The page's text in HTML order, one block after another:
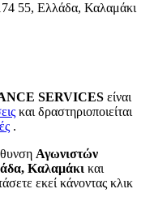
55, Ελλάδα, Καλαμάκι
SERVICES είναι
και δραστηριοποιείται
.
Αγωνιστών
Καλαμάκι και
εκεί κάνοντας κλικ